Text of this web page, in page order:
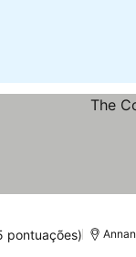
pontuações) Annan